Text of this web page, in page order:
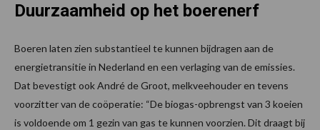
Duurzaamheid op het boerenerf
Boeren laten zien substantieel te kunnen bijdragen aan de
energietransitie in Nederland en een verlaging van de emissies.
Dat bevestigt ook André de Groot, melkveehouder en tevens
voorzitter van de coöperatie: “De biogas-opbrengst van 3 koeien
is voldoende om 1 gezin van gas te kunnen voorzien. Dit draagt bij